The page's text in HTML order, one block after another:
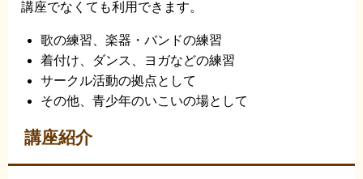
講座でなくても利用できます。
歌の練習、楽器・バンドの練習
着付け、ダンス、ヨガなどの練習
サークル活動の拠点として
その他、青少年のいこいの場として
講座紹介